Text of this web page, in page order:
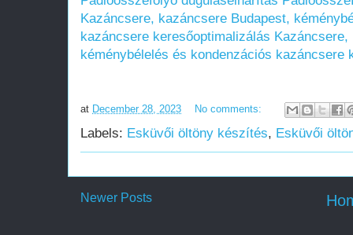
Kazáncsere, kazáncsere Budapest,
kazáncsere keresőoptimalizálás Kazáncsere,
kéménybélelés és kondenzációs kazáncsere
at December 28, 2023 No comments:
Labels: Esküvői öltöny készítés, Esküvői
Newer Posts